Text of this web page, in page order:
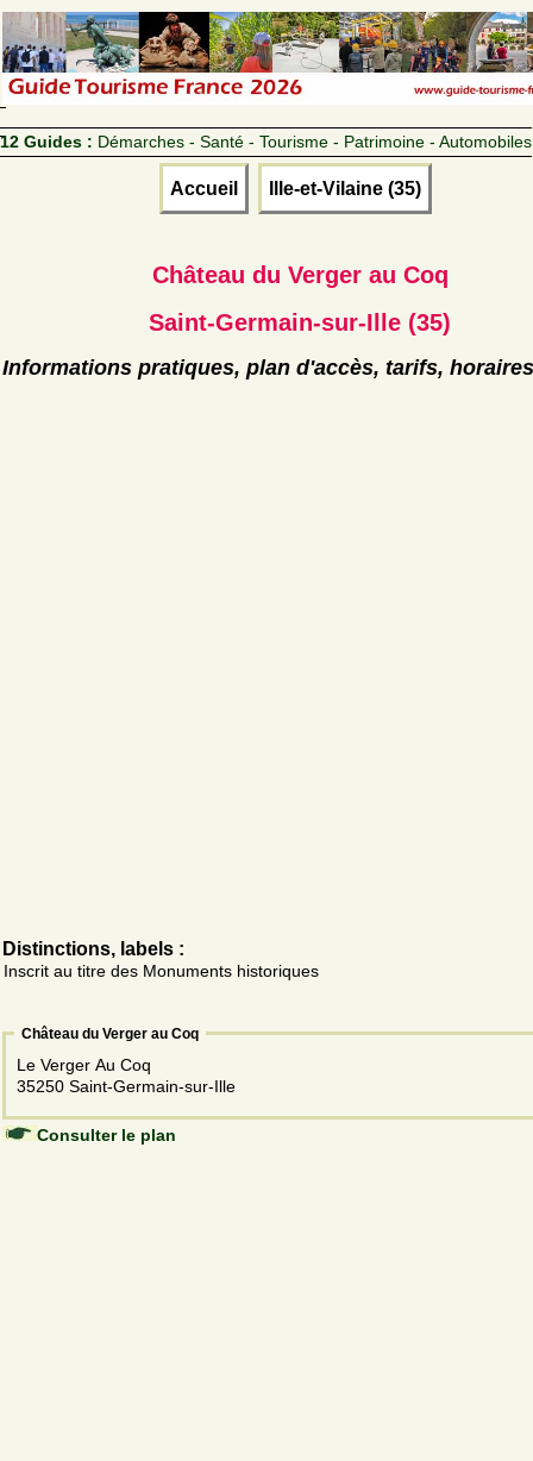
12 Guides : Démarches - Santé - Tourisme - Patrimoine - Automobiles
Accueil Ille-et-Vilaine (35)
Château du Verger au Coq
Saint-Germain-sur-Ille (35)
Informations pratiques, plan d'accès, tarifs, horaires
Distinctions, labels :
Inscrit au titre des Monuments historiques
Château du Verger au Coq
Le Verger Au Coq
35250 Saint-Germain-sur-Ille
Consulter le plan